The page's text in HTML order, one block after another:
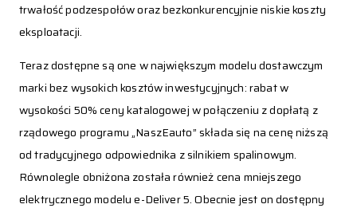
trwałość podzespołów oraz bezkonkurencyjnie niskie koszty
eksploatacji.
Teraz dostępne są one w największym modelu dostawczym
marki bez wysokich kosztów inwestycyjnych: rabat w
wysokości 50% ceny katalogowej w połączeniu z dopłatą z
rządowego programu „NaszEauto” składa się na cenę niższą
od tradycyjnego odpowiednika z silnikiem spalinowym.
Równolegle obniżona została również cena mniejszego
elektrycznego modelu e-Deliver 5. Obecnie jest on dostępny